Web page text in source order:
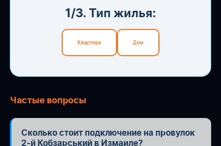
1/3. Тип жилья:
Квартира Дом
Частые вопросы
Сколько стоит подключение на провулок
2-й Кобзарський в Измаиле?